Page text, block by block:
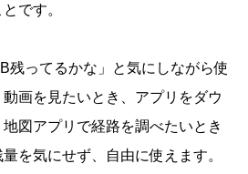
です。
残ってるかな」と気にしながら使
画を見たいとき、アプリをダウ
図アプリで経路を調べたいとき
を気にせず、自由に使えます。